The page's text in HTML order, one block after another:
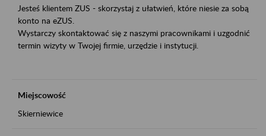
Jesteś klientem ZUS - skorzystaj z ułatwień, które niesie za sobą
konto na eZUS.
Wystarczy skontaktować się z naszymi pracownikami i uzgodnić
termin wizyty w Twojej firmie, urzędzie i instytucji.
Miejscowość
Skierniewice